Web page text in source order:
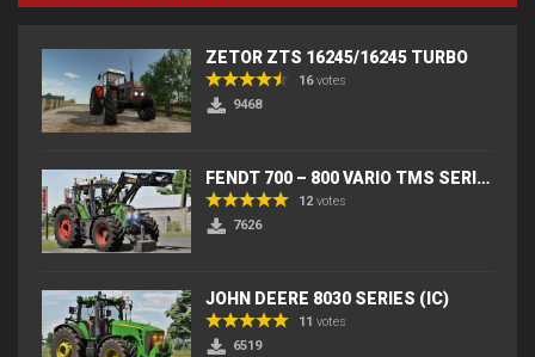
ZETOR ZTS 16245/16245 TURBO
16votes
9468
FENDT 700 – 800 VARIO TMS SERIES (IC) V2
12 votes
7626
JOHN DEERE 8030 SERIES (IC)
11 votes
6519